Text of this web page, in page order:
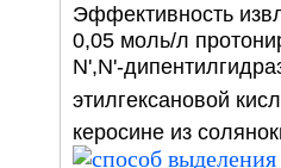
Эффективность
0,05 моль/л
N',N'-
этилгексановой
керосине из